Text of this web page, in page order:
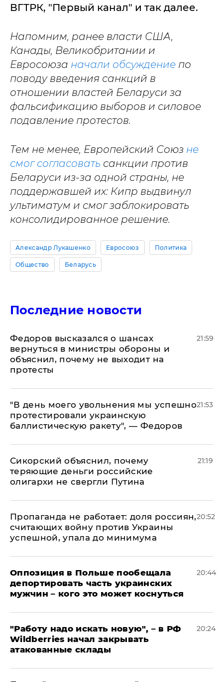
ВГТРК, "Первый канал" и так далее.
Напомним, ранее власти США,
Канады, Великобритании и
Евросоюза начали обсуждение по
поводу введения санкций в
отношении властей Беларуси за
фальсификацию выборов и силовое
подавление протестов.
Тем не менее, Европейский Союз не
смог согласовать санкции против
Беларуси из-за одной страны, не
поддержавшей их: Кипр выдвинул
ультиматум и смог заблокировать
консолидированное решение.
Александр Лукашенко Евросоюз Политика
Общество Беларусь
Последние новости
Федоров высказался о шансах
вернуться в министры обороны и
объяснил, почему не выходит на
протесты
21:59
​"В день моего увольнения мы успешно
протестировали украинскую
баллистическую ракету", — Федоров
21:53
Сикорский объяснил, почему
теряющие деньги российские
олигархи не свергли Путина
21:19
​Пропаганда не работает: доля россиян,
считающих войну против Украины
успешной, упала до минимума
20:52
Оппозиция в Польше пообещала
депортировать часть украинских
мужчин – кого это может коснуться
20:44
"Работу надо искать новую", – в РФ
Wildberries начал закрывать
атакованные склады
20:24